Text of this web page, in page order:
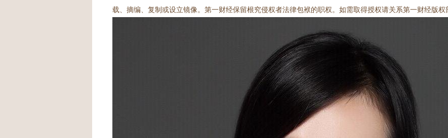
载、摘编、复制或设立镜像。第一财经保留根究侵权者法律包袱的职权。如需取得授权请关系第一财经版权